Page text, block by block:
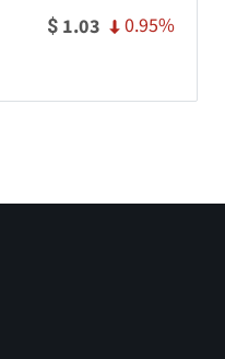
$ 1.03 0.95%